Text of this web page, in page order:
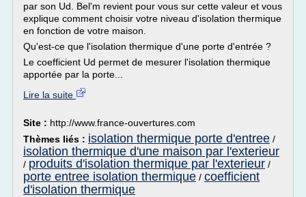
par son Ud. Bel'm revient pour vous sur cette valeur et vous
explique comment choisir votre niveau d'isolation thermique
en fonction de votre maison.
Qu'est-ce que l'isolation thermique d'une porte d'entrée ?
Le coefficient Ud permet de mesurer l'isolation thermique
apportée par la porte...
Lire la suite
Site : http://www.france-ouvertures.com
Thèmes liés : isolation thermique porte d'entree /
isolation thermique d'une maison par l'exterieur
/ produits d'isolation thermique par l'exterieur /
porte entree isolation thermique / coefficient
d'isolation thermique